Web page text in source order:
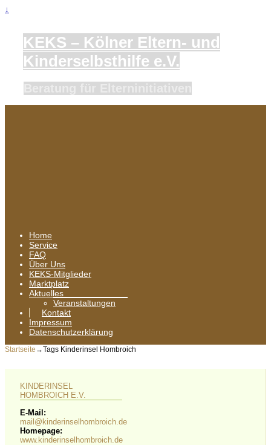
↓
KEKS – Kölner Eltern- und
Kinderselbsthilfe e.V.
Home
Service
FAQ
Über Uns
KEKS-Mitglieder
Marktplatz
Aktuelles
Veranstaltungen
Kontakt
Impressum
Datenschutzerklärung
Startseite →Tags Kinderinsel Hombroich
KINDERINSEL
HOMBROICH E.V.
E-Mail:
mail@kinderinselhombroich.de
Homepage:
www.kinderinselhombroich.de